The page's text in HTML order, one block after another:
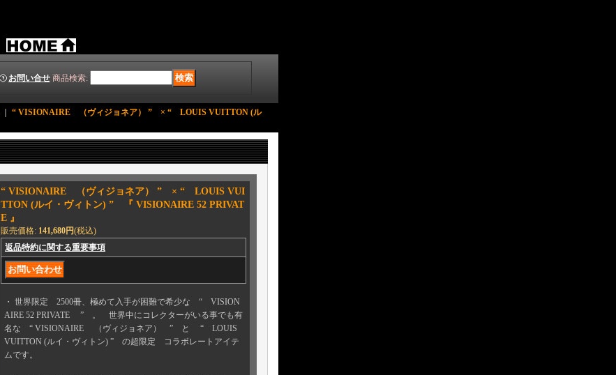
お問い合せ 商品検索:
“ VISIONAIRE （ヴィジョネア） ” × “ LOUIS VUITTON (ル
“ VISIONAIRE （ヴィジョネア） ” × “ LOUIS VUI
TTON (ルイ・ヴィトン) ” 『 VISIONAIRE 52 PRIVAT
E 』
販売価格: 141,680円(税込)
返品特約に関する重要事項
・ 世界限定 2500冊、極めて入手が困難で希少な “ VISION
AIRE 52 PRIVATE ” 。 世界中にコレクターがいる事でも有
名な “ VISIONAIRE （ヴィジョネア） ” と “ LOUIS
VUITTON (ルイ・ヴィトン) ” の超限定 コラボレートアイテ
ムです。